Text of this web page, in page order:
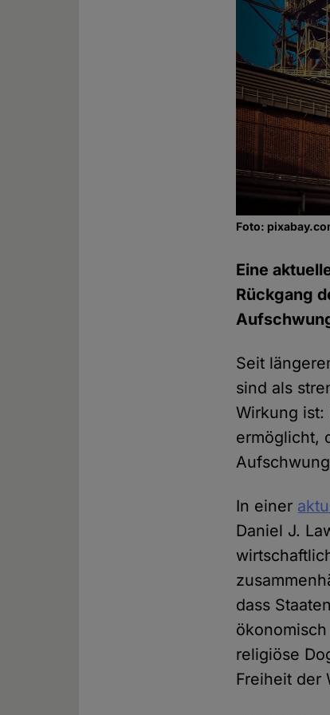
Foto:
Eine
Rückgang
Seit
sind als
Wirkung ist:
ermöglicht,
In einer
Daniel J.
dass
religiöse
Freiheit der